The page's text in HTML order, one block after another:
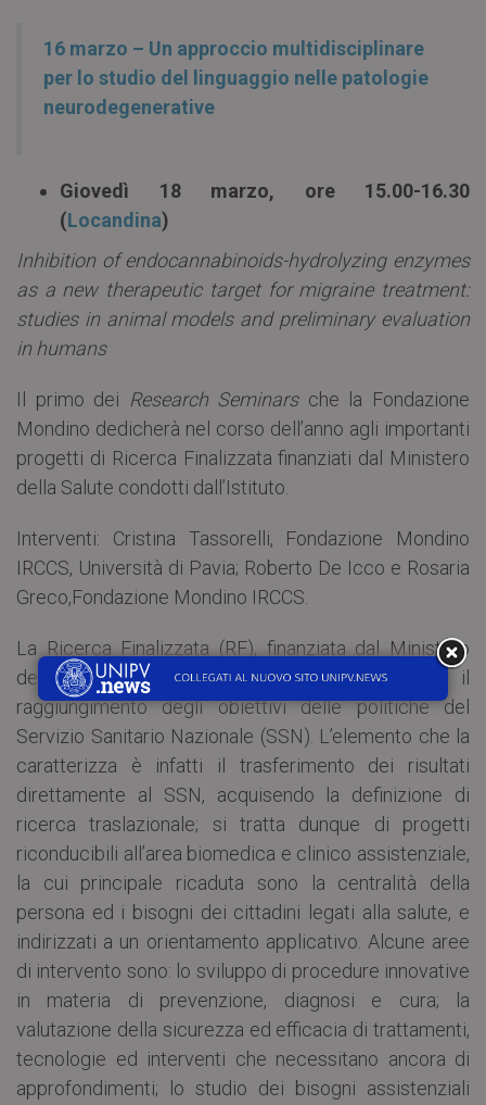
16 marzo – Un approccio multidisciplinare
per lo studio del linguaggio nelle patologie
neurodegenerative
Giovedì 18 marzo, ore 15.00-16.30
(Locandina)
Inhibition of endocannabinoids-hydrolyzing enzymes
as a new therapeutic target for migraine treatment:
studies in animal models and preliminary evaluation
in humans
Il primo dei Research Seminarsche la Fondazione
Mondino dedicherà nel corso dell’anno agli importanti
progetti di Ricerca Finalizzata finanziati dal Ministero
della Salute condotti dall’Istituto.
Interventi: Cristina Tassorelli, Fondazione Mondino
IRCCS, Università di Pavia; Roberto De Icco e Rosaria
Greco,Fondazione Mondino IRCCS.
La Ricerca Finalizzata (RF), finanziata dal Ministero
della Salute, è uno dei principali strumenti per il
raggiungimento degli obiettivi delle politiche del
Servizio Sanitario Nazionale (SSN). L’elemento che la
caratterizza è infatti il trasferimento dei risultati
direttamente al SSN, acquisendo la definizione di
ricerca traslazionale; si tratta dunque di progetti
riconducibili all’area biomedica e clinico assistenziale,
la cui principale ricaduta sono la centralità della
persona ed i bisogni dei cittadini legati alla salute, e
indirizzati a un orientamento applicativo. Alcune aree
di intervento sono: lo sviluppo di procedure innovative
in materia di prevenzione, diagnosi e cura; la
valutazione della sicurezza ed efficacia di trattamenti,
tecnologie ed interventi che necessitano ancora di
approfondimenti; lo studio dei bisogni assistenziali